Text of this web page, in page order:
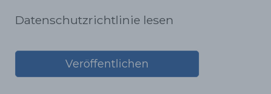
Datenschutzrichtlinie lesen